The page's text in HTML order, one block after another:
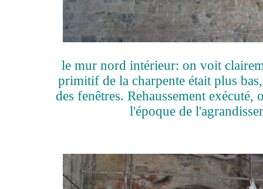
le mur nord intérieur: on voit
primitif de la charpente était plus
des fenêtres. Rehaussement exécuté,
l'époque de